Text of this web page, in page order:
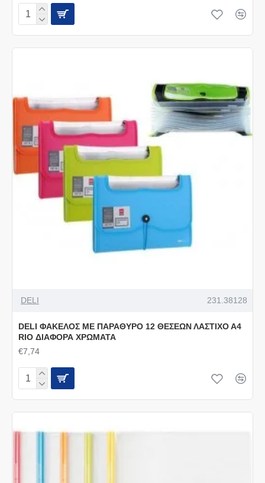
DELI 231.38128
DELI ΦΑΚΕΛΟΣ ΜΕ ΠΑΡΑΘΥΡΟ 12 ΘΕΣΕΩΝ ΛΑΣΤΙΧΟ Α4
RIO ΔΙΑΦΟΡΑ ΧΡΩΜΑΤΑ
€7,74